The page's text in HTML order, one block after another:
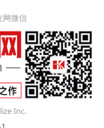
微信
Inc.